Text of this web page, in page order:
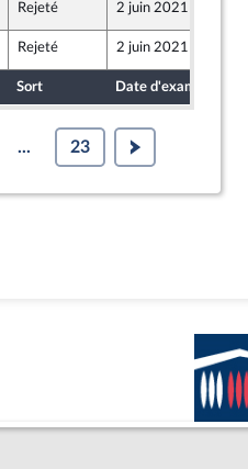
Rejeté 2 juin 2021
Rejeté 2 juin 2021
Sort Date d'examen
... 23